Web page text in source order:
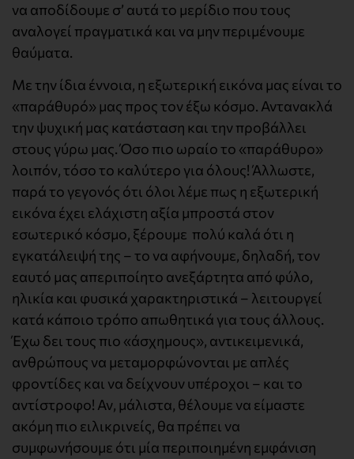
να αποδίδουμε σ’ αυτά το μερίδιο που τους
αναλογεί πραγματικά και να μην περιμένουμε
θαύματα.
Με την ίδια έννοια, η εξωτερική εικόνα μας είναι το
«παράθυρό» μας προς τον έξω κόσμο. Αντανακλά
την ψυχική μας κατάσταση και την προβάλλει
στους γύρω μας. Όσο πιο ωραίο το «παράθυρο»
λοιπόν, τόσο το καλύτερο για όλους! Άλλωστε,
παρά το γεγονός ότι όλοι λέμε πως η εξωτερική
εικόνα έχει ελάχιστη αξία μπροστά στον
εσωτερικό κόσμο, ξέρουμε πολύ καλά ότι η
εγκατάλειψή της – το να αφήνουμε, δηλαδή, τον
εαυτό μας απεριποίητο ανεξάρτητα από φύλο,
ηλικία και φυσικά χαρακτηριστικά – λειτουργεί
κατά κάποιο τρόπο απωθητικά για τους άλλους.
Έχω δει τους πιο «άσχημους», αντικειμενικά,
ανθρώπους να μεταμορφώνονται με απλές
φροντίδες και να δείχνουν υπέροχοι – και το
αντίστροφο! Αν, μάλιστα, θέλουμε να είμαστε
ακόμη πιο ειλικρινείς, θα πρέπει να
συμφωνήσουμε ότι μία περιποιημένη εμφάνιση